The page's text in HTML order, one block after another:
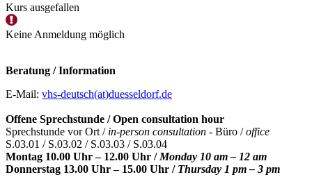
Kurs ausgefallen
Keine Anmeldung möglich
Beratung / Information
E-Mail: vhs-deutsch(at)duesseldorf.de
Offene Sprechstunde / Open consultation hour
Sprechstunde vor Ort / in-person consultation - Büro /office
S.03.01 / S.03.02 / S.03.03 / S.03.04
Montag 10.00 Uhr – 12.00 Uhr / Monday 10 am – 12 am
Donnerstag 13.00 Uhr – 15.00 Uhr / Thursday 1 pm – 3 pm